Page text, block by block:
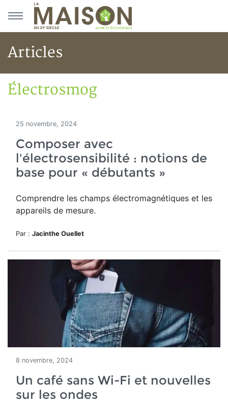
Aller au menu principal
Aller au contenu principal
Articles
Accueil
Électrosmog
Électrosmog
25 novembre, 2024
Composer avec
l'électrosensibilité : notions de
base pour « débutants »
Comprendre les champs électromagnétiques et les
appareils de mesure.
Par : Jacinthe Ouellet
8 novembre, 2024
Un café sans Wi-Fi et nouvelles
sur les ondes